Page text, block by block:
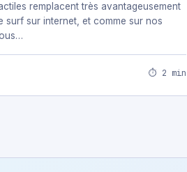
remplacent très avantageusement
surf sur internet, et comme sur nos
⏱ 2 min